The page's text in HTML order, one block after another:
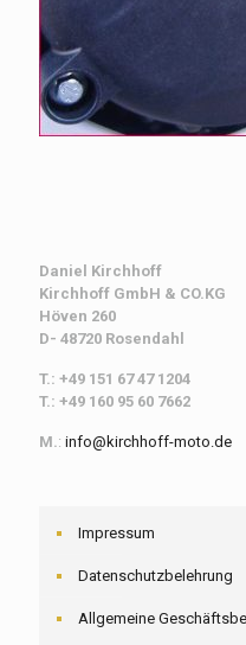
Daniel Kirchhoff
Kirchhoff GmbH & CO.KG
Höven 260
D- 48720 Rosendahl
T.: +49 151 67 47 1204
T.: +49 160 95 60 7662
M.: info@kirchhoff-moto.de
Impressum
Datenschutzbelehrung
Allgemeine